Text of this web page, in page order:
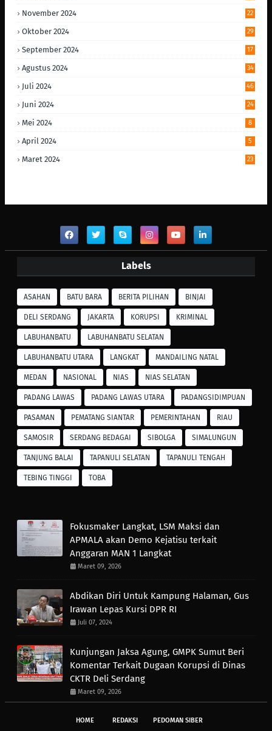
November 2024 22
Oktober 2024 29
September 2024 17
Agustus 2024 34
Juli 2024 46
Juni 2024 24
Mei 2024 8
April 2024 5
Maret 2024 23
Labels
ASAHAN BATU BARA BERITA PILIHAN BINJAI
DELI SERDANG JAKARTA KORUPSI KRIMINAL
LABUHANBATU LABUHANBATU SELATAN
LABUHANBATU UTARA LANGKAT MANDAILING NATAL
MEDAN NASIONAL NIAS NIAS SELATAN
PADANG LAWAS PADANG LAWAS UTARA PADANGSIDIMPUAN
PASAMAN PEMATANG SIANTAR PEMERINTAHAN RIAU
SAMOSIR SERDANG BEDAGAI SIBOLGA SIMALUNGUN
TANJUNG BALAI TAPANULI SELATAN TAPANULI TENGAH
TEBING TINGGI TOBA
Fokusmaker Langkat, LSM Maksi dan
APMALA akan Demo Kejatisu terkait
Anggaran MAN 1 Langkat
Maret 09, 2026
Abdikan Diri Untuk Kampung Halaman, Gus
Irawan Lepas Kursi DPR RI
Juli 07, 2024
Kunjungan Jaksa Agung, GMPK Sumut Beri
Komentar Terkait Dugaan Korupsi di Dinas
CKTR Deli Serdang
Maret 09, 2026
HOME REDAKSI PEDOMAN SIBER